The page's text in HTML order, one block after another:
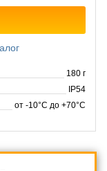
180 г
IP54
от -10°C до +70°C